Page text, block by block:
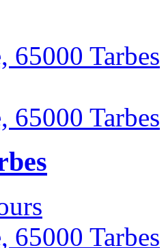
65000 Tarbes
65000 Tarbes
65000 Tarbes